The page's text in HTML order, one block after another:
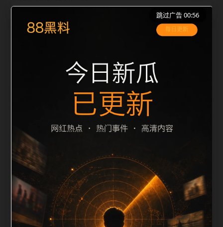
le 之间识别一致主题。后续每日采集时，建议继续执行
远程图片本地化、坏图默认图兜底、标题去重和
description 长度过滤。如果同一主题下有多个相近页
面，应通过不同角度补充事件背景、访问场景、相关问
题或专题入口，降低站群页面之间的重复感。页面底部
保留同类推荐、上一篇下一篇和 sitemap 入口，保证重
要页面点击深度尽量控制在三次以内。正文维护时可按
用户搜索路径补充三类信息：入口是否稳定、同栏目还
有哪些可继续阅读、移动端打开时图片和摘要是否一
致。每次新增内容后同步检查标题、description、
canonical、主题图、alt、title和推荐链接，确保页面既
能被搜索引擎理解，也能让
跳过广告 00:56